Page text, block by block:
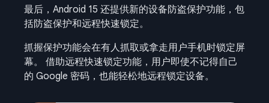
最后，Android 15 还提供新的设备防盗保护功能，包
括防盗保护和远程快速锁定。
抓握保护功能会在有人抓取或拿走用户手机时锁定屏
幕。 借助远程快速锁定功能，用户即使不记得自己
的 Google 密码，也能轻松地远程锁定设备。